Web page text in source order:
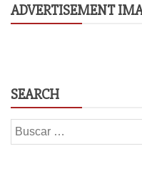
ADVERTISEMENT
SEARCH
Buscar: